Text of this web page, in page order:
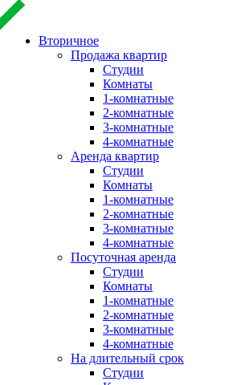
Вторичное
Продажа квартир
Студии
Комнаты
1-комнатные
2-комнатные
3-комнатные
4-комнатные
Аренда квартир
Студии
Комнаты
1-комнатные
2-комнатные
3-комнатные
4-комнатные
Посуточная аренда
Студии
Комнаты
1-комнатные
2-комнатные
3-комнатные
4-комнатные
На длительный срок
Студии